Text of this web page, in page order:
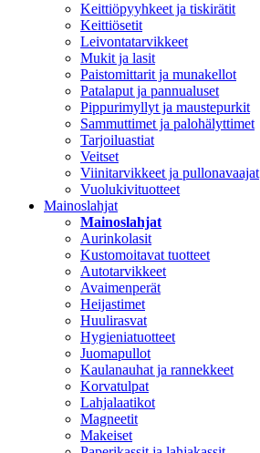
Keittiöpyyhkeet ja tiskirätit
Keittiösetit
Leivontatarvikkeet
Mukit ja lasit
Paistomittarit ja munakellot
Patalaput ja pannualuset
Pippurimyllyt ja maustepurkit
Sammuttimet ja palohälyttimet
Tarjoiluastiat
Veitset
Viinitarvikkeet ja pullonavaajat
Vuolukivituotteet
Mainoslahjat
Mainoslahjat
Aurinkolasit
Kustomoitavat tuotteet
Autotarvikkeet
Avaimenperät
Heijastimet
Huulirasvat
Hygieniatuotteet
Juomapullot
Kaulanauhat ja rannekkeet
Korvatulpat
Lahjalaatikot
Magneetit
Makeiset